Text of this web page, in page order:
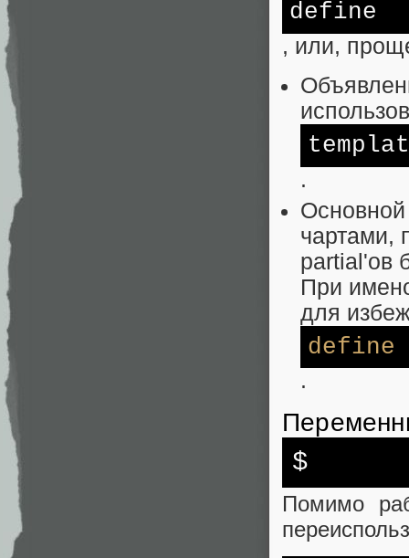
define
, или,
.
чартами,
partial'ов
При
для
define
.
$
Помимо